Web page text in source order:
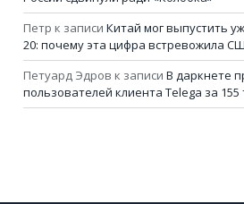
Петр к записи Китай мог выпустить
20: почему эта цифра встревожила
Петуард Эдров к записи В даркнете
пользователей клиента Telega за 155